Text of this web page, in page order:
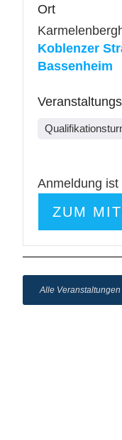
Ort
Koblenzer
Bassenheim
Anmeldung ist
ZUM
Alle